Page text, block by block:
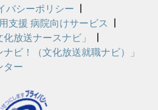
バシーポリシー
支援 病院向けサービス
放送ナースナビ」
ビ！（文化放送就職ナビ）」
ター